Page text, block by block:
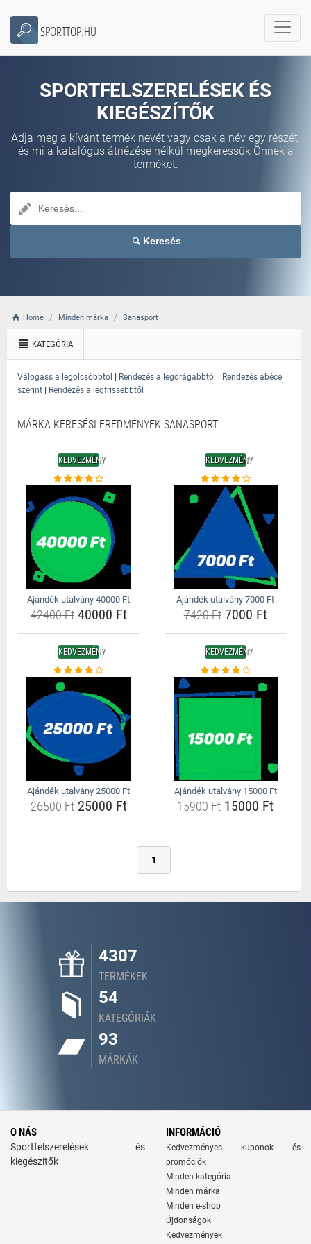
SPORTTOP.HU
SPORTFELSZERELÉSEK ÉS
KIEGÉSZÍTŐK
Adja meg a kívánt termék nevét vagy csak a név egy részét,
és mi a katalógus átnézése nélkül megkeressük Önnek a
terméket.
Keresés
Home Minden márka Sanasport
KATEGÓRIA
Válogass a legolcsóbbtól | Rendezés a legdrágábbtól | Rendezés ábécé
szerint | Rendezés a legfrissebbtől
MÁRKA KERESÉSI EREDMÉNYEK SANASPORT
KEDVEZMÉNY
Ajándék utalvány 40000 Ft
42400 Ft40000 Ft
KEDVEZMÉNY
Ajándék utalvány 7000 Ft
7420 Ft7000 Ft
KEDVEZMÉNY
Ajándék utalvány 25000 Ft
26500 Ft25000 Ft
KEDVEZMÉNY
Ajándék utalvány 15000 Ft
15900 Ft15000 Ft
1
4307
TERMÉKEK
54
KATEGÓRIÁK
93
MÁRKÁK
O NÁS
Sportfelszerelések és
kiegészítők
INFORMÁCIÓ
Kedvezményes kuponok és
promóciók
Minden kategória
Minden márka
Minden e-shop
Újdonságok
Kedvezmények